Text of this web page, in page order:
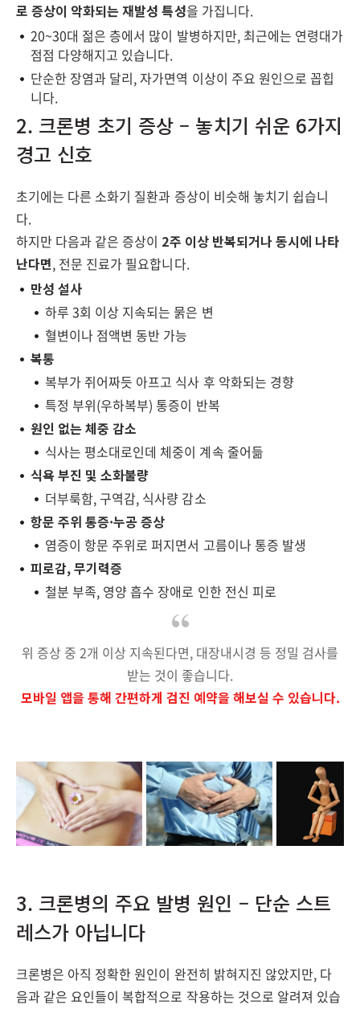
로 증상이 악화되는 재발성 특성을 가집니다.
20~30대 젊은 층에서 많이 발병하지만, 최근에는 연령대가
점점 다양해지고 있습니다.
단순한 장염과 달리, 자가면역 이상이 주요 원인으로 꼽힙
니다.
2. 크론병 초기 증상 – 놓치기 쉬운 6가지
경고 신호
초기에는 다른 소화기 질환과 증상이 비슷해 놓치기 쉽습니
다.
하지만 다음과 같은 증상이 2주 이상 반복되거나 동시에 나타
난다면, 전문 진료가 필요합니다.
만성 설사
하루 3회 이상 지속되는 묽은 변
혈변이나 점액변 동반 가능
복통
복부가 쥐어짜듯 아프고 식사 후 악화되는 경향
특정 부위(우하복부) 통증이 반복
원인 없는 체중 감소
식사는 평소대로인데 체중이 계속 줄어듦
식욕 부진 및 소화불량
더부룩함, 구역감, 식사량 감소
항문 주위 통증·누공 증상
염증이 항문 주위로 퍼지면서 고름이나 통증 발생
피로감, 무기력증
철분 부족, 영양 흡수 장애로 인한 전신 피로
위 증상 중 2개 이상 지속된다면, 대장내시경 등 정밀 검사를
받는 것이 좋습니다.
모바일 앱을 통해 간편하게 검진 예약을 해보실 수 있습니다.
3. 크론병의 주요 발병 원인 – 단순 스트
레스가 아닙니다
크론병은 아직 정확한 원인이 완전히 밝혀지진 않았지만, 다
음과 같은 요인들이 복합적으로 작용하는 것으로 알려져 있습